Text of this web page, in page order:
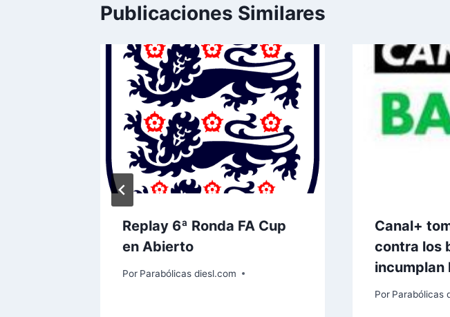
Publicaciones Similares
Replay 6ª Ronda FA Cup
en Abierto
Por Parabólicas diesl.com
Canal+
contra los
incumplan
Por Parabólicas